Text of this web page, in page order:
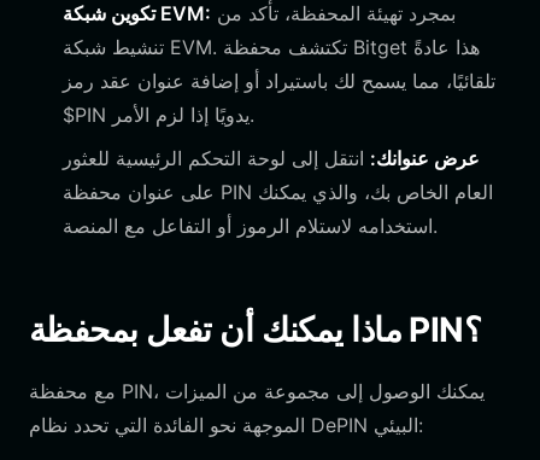
تكوين شبكة EVM:
تنشيط شبكة EVM. تكتشف محفظة Bitget هذا عادةً
تلقائيًا، مما يسمح لك باستيراد أو إضافة عنوان عقد رمز
$PIN يدويًا إذا لزم الأمر.
عرض عنوانك: انتقل إلى لوحة التحكم الرئيسية للعثور
على عنوان محفظة PIN العام الخاص بك، والذي يمكنك
استخدامه لاستلام الرموز أو التفاعل مع المنصة.
ماذا يمكنك أن تفعل بمحفظة PIN؟
مع محفظة PIN، يمكنك الوصول إلى مجموعة من الميزات
الموجهة نحو الفائدة التي تحدد نظام DePIN البيئي: